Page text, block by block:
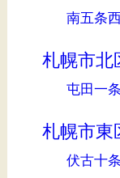
南五条
札幌市北
屯田一条
札幌市東
伏古十条